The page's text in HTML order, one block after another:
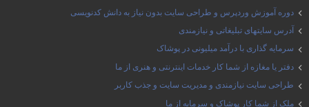
دوره آموزش وردپرس و طراحی سایت بدون نیاز به دانش کدنویسی
آدرس سایتهای تبلیغاتی و نیازمندی
سرمایه گذاری با درآمد میلیونی در پوشاک
دفتر یا مغازه از شما کار خدمات اینترنتی و هنری از ما
طراحی سایت نیازمندی و مدیریت سایت و جذب کاربر
ملک از شما کار پوشاک و سرمایه از ما